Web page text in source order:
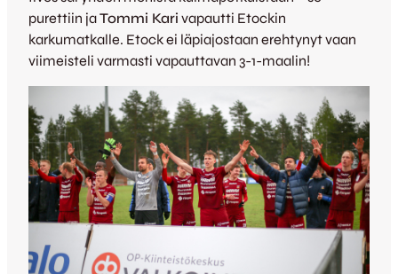
purettiin jaTommi Kari vapautti Etockin
karkumatkalle. Etock ei läpiajostaan erehtynyt vaan
viimeisteli varmasti vapauttavan 3-1-maalin!